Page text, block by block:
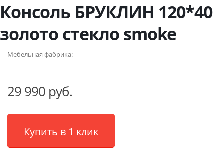
Консоль БРУКЛИН 120*40
золото стекло smoke
Мебельная фабрика:
29 990 руб.
Купить в 1 клик